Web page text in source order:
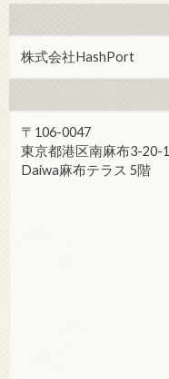
株式会社HashPort
〒106-0047
東京都港区南麻布3-20-1
Daiwa麻布テラス 5階